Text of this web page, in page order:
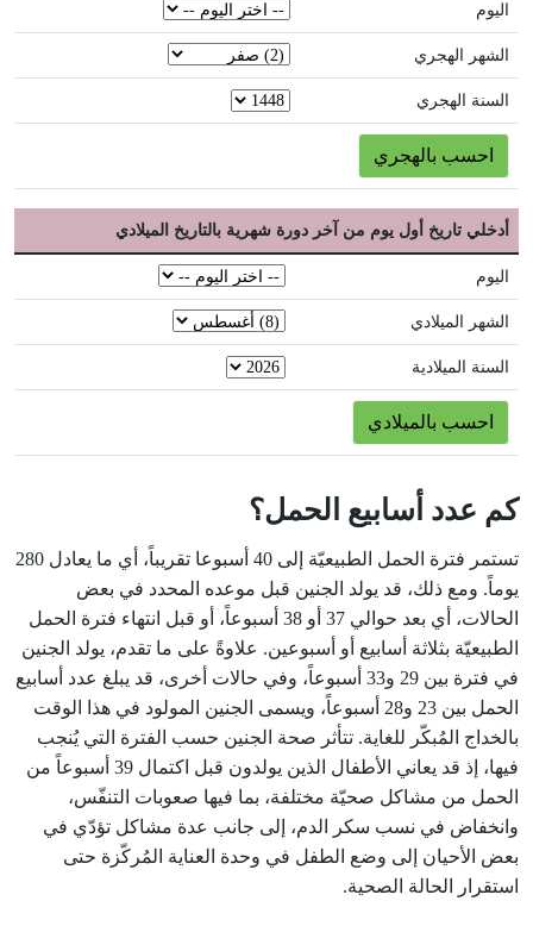
اليوم
الشهر الهجري
السنة الهجري
أدخلي تاريخ أول يوم من آخر دورة شهرية بالتاريخ الميلادي
اليوم
الشهر الميلادي
السنة الميلادية
كم عدد أسابيع الحمل؟
تستمر فترة الحمل الطبيعيّة إلى 40 أسبوعا تقريباً، أي ما يعادل 280
يوماً. ومع ذلك، قد يولد الجنين قبل موعده المحدد في بعض
الحالات، أي بعد حوالي 37 أو 38 أسبوعاً، أو قبل انتهاء فترة الحمل
الطبيعيّة بثلاثة أسابيع أو أسبوعين. علاوةً على ما تقدم، يولد الجنين
في فترة بين 29 و33 أسبوعاً، وفي حالات أخرى، قد يبلغ عدد أسابيع
الحمل بين 23 و28 أسبوعاً، ويسمى الجنين المولود في هذا الوقت
بالخداج المُبكّر للغاية. تتأثر صحة الجنين حسب الفترة التي يُنجب
فيها، إذ قد يعاني الأطفال الذين يولدون قبل اكتمال 39 أسبوعاً من
الحمل من مشاكل صحيّة مختلفة، بما فيها صعوبات التنفّس،
وانخفاض في نسب سكر الدم، إلى جانب عدة مشاكل تؤدّي في
بعض الأحيان إلى وضع الطفل في وحدة العناية المُركّزة حتى
استقرار الحالة الصحية.